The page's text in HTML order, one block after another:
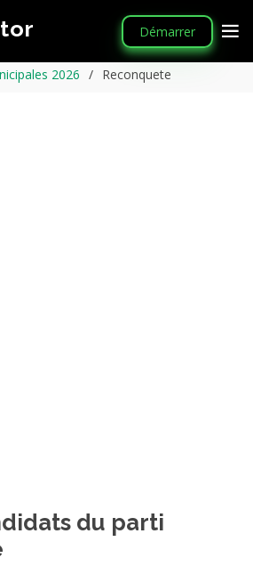
Démarrer
2026 Reconquete
du parti